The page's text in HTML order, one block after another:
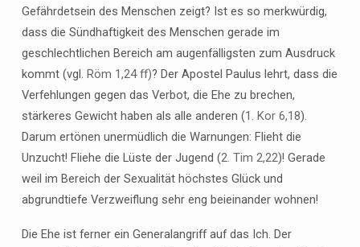
Gefährdetsein des Menschen zeigt? Ist es so merkwürdig,
dass die Sündhaftigkeit des Menschen gerade im
geschlechtlichen Bereich am augenfälligsten zum Ausdruck
kommt (vgl. Röm 1,24 ff)? Der Apostel Paulus lehrt, dass die
Verfehlungen gegen das Verbot, die Ehe zu brechen,
stärkeres Gewicht haben als alle anderen (1. Kor 6,18).
Darum ertönen unermüdlich die Warnungen: Flieht die
Unzucht! Fliehe die Lüste der Jugend (2. Tim 2,22)! Gerade
weil im Bereich der Sexualität höchstes Glück und
abgrundtiefe Verzweiflung sehr eng beieinander wohnen!
Die Ehe ist ferner ein Generalangriff auf das Ich. Der